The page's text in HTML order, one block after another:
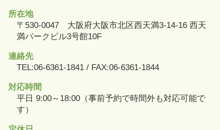
所在地
〒530-0047 大阪府大阪市北区西天満3-14-16 西天
満パークビル3号館10F
連絡先
TEL:06-6361-1841 / FAX:06-6361-1844
対応時間
平日 9:00～18:00（事前予約で時間外も対応可能で
す）